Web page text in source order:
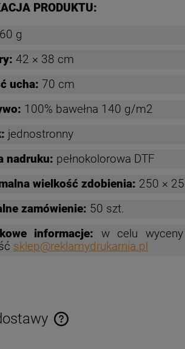
PRODUKTU:
60 g
42 × 38 cm
ucha: 70 cm
100% bawełna 140 g/m2
jednostronny
nadruku: pełnokolorowa DTF
wielkość zdobienia: 250 ×
zamówienie: 50 szt.
informacje: w celu
sklep@reklamydrukarnia.pl